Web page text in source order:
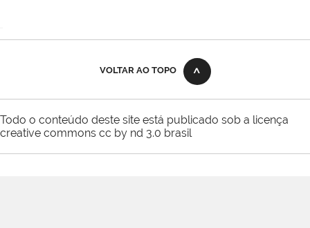
VOLTAR AO TOPO
Todo o conteúdo deste site está publicado sob a licença
creative commons cc by nd 3.0 brasil